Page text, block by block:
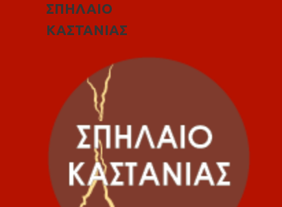
ΣΠΗΛΑΙΟ
ΚΑΣΤΑΝΙΑΣ